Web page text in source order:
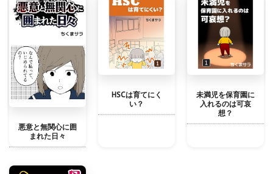
悪意と無関心に囲
まれた日々
HSCは育てにく
い？
未満児を保育園に
入れるのは可哀
想？